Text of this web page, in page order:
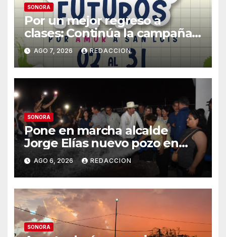
SONORA
Por un mejor regreso a
clases: Continúa la campaña
de recolección de útiles
«Coloreando Futuros»
AGO 7, 2026 REDACCION
SONORA
Pone en marcha alcalde
Jorge Elías nuevo pozo en
Tierra Blanca, Tesia:
Suministrará 20 litros por
segundo de agua potable
AGO 6, 2026 REDACCION
SONORA